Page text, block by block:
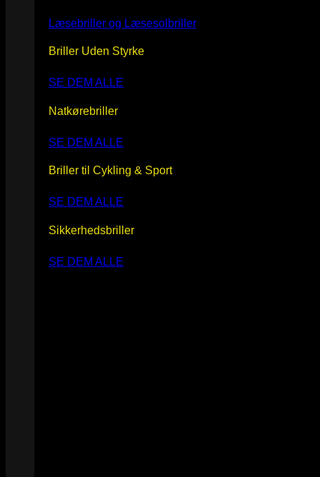
Læsebriller og Læsesolbriller
Briller Uden Styrke
SE DEM ALLE
Natkørebriller
SE DEM ALLE
Briller til Cykling & Sport
SE DEM ALLE
Sikkerhedsbriller
SE DEM ALLE